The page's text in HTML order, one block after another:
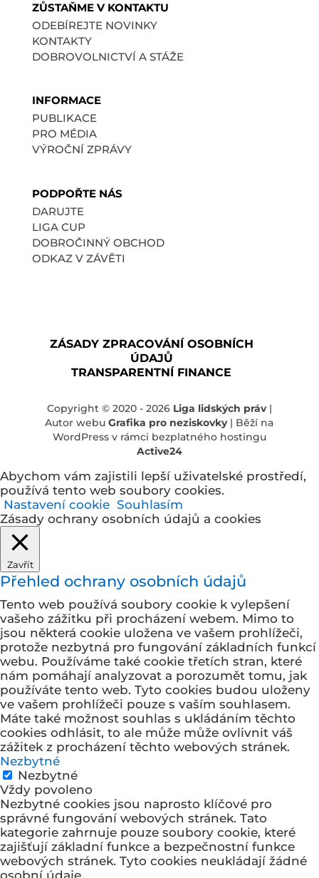
ZŮSTAŇME V KONTAKTU
ODEBÍREJTE NOVINKY
KONTAKTY
DOBROVOLNICTVÍ A STÁŽE
INFORMACE
PUBLIKACE
PRO MÉDIA
VÝROČNÍ ZPRÁVY
PODPOŘTE NÁS
DARUJTE
LIGA CUP
DOBROČINNÝ OBCHOD
ODKAZ V ZÁVĚTI
ZÁSADY ZPRACOVÁNÍ OSOBNÍCH
ÚDAJŮ
TRANSPARENTNÍ FINANCE
Copyright © 2020 - 2026 Liga lidských práv|
Autor webuGrafika pro neziskovky| Běží na
WordPress v rámci bezplatného hostingu
Active24
Abychom vám zajistili lepší uživatelské prostředí,
používá tento web soubory cookies.
Nastavení cookie Souhlasím
Zásady ochrany osobních údajů a cookies
Zavřít
Přehled ochrany osobních údajů
Tento web používá soubory cookie k vylepšení
vašeho zážitku při procházení webem. Mimo to
jsou některá cookie uložena ve vašem prohlížeči,
protože nezbytná pro fungování základních funkcí
webu. Používáme také cookie třetích stran, které
nám pomáhají analyzovat a porozumět tomu, jak
používáte tento web. Tyto cookies budou uloženy
ve vašem prohlížeči pouze s vaším souhlasem.
Máte také možnost souhlas s ukládáním těchto
cookies odhlásit, to ale může může ovlivnit váš
zážitek z procházení těchto webových stránek.
Nezbytné
Nezbytné
Vždy povoleno
Nezbytné cookies jsou naprosto klíčové pro
správné fungování webových stránek. Tato
kategorie zahrnuje pouze soubory cookie, které
zajišťují základní funkce a bezpečnostní funkce
webových stránek. Tyto cookies neukládají žádné
osobní údaje.